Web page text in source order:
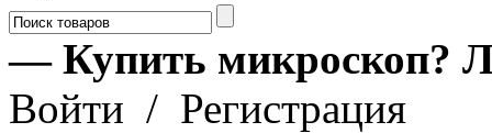
— Купить микроскоп?
Войти / Регистрация